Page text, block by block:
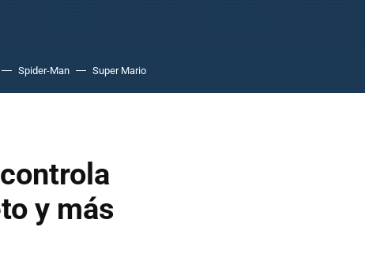
Spider-Man Super Mario
y más